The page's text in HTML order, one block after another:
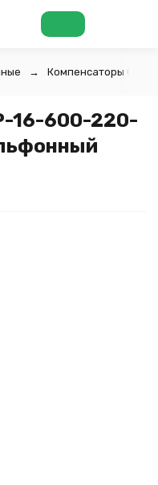
Компенсаторы ОПМР
16-600-220-